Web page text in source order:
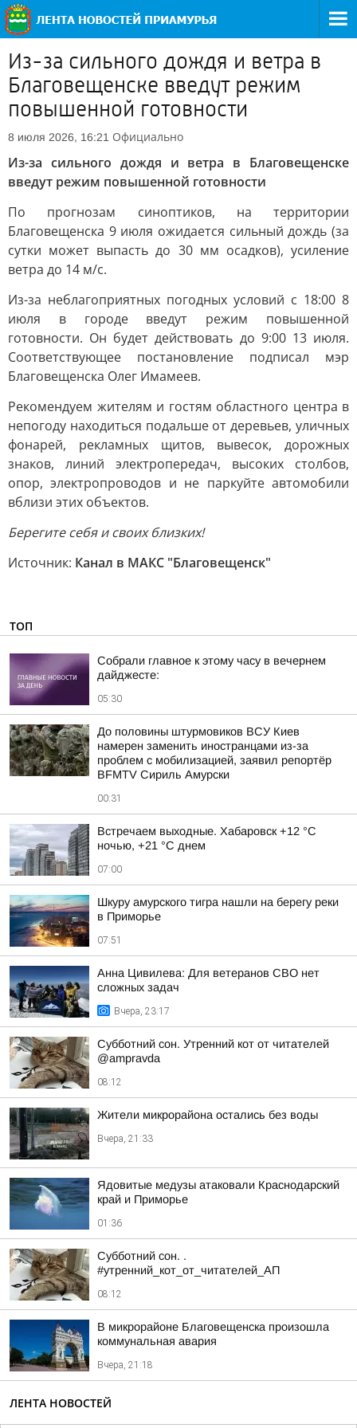
Из-за сильного дождя и ветра в
Благовещенске введут режим
повышенной готовности
8 июля 2026, 16:21 Официально
Из-за сильного дождя и ветра в Благовещенске
введут режим повышенной готовности
По прогнозам синоптиков, на территории
Благовещенска 9 июля ожидается сильный дождь (за
сутки может выпасть до 30 мм осадков), усиление
ветра до 14 м/с.
Из-за неблагоприятных погодных условий с 18:00 8
июля в городе введут режим повышенной
готовности. Он будет действовать до 9:00 13 июля.
Соответствующее постановление подписал мэр
Благовещенска Олег Имамеев.
Рекомендуем жителям и гостям областного центра в
непогоду находиться подальше от деревьев, уличных
фонарей, рекламных щитов, вывесок, дорожных
знаков, линий электропередач, высоких столбов,
опор, электропроводов и не паркуйте автомобили
вблизи этих объектов.
Берегите себя и своих близких!
Источник: Канал в МАКС "Благовещенск"
ТОП
Собрали главное к этому часу в вечернем
дайджесте:
05:30
До половины штурмовиков ВСУ Киев
намерен заменить иностранцами из-за
проблем с мобилизацией, заявил репортёр
BFMTV Сириль Амурски
00:31
Встречаем выходные. Хабаровск +12 °C
ночью, +21 °C днем
07:00
Шкуру амурского тигра нашли на берегу реки
в Приморье
07:51
Анна Цивилева: Для ветеранов СВО нет
сложных задач
Вчера, 23:17
Субботний сон. Утренний кот от читателей
@ampravda
08:12
Жители микрорайона остались без воды
Вчера, 21:33
Ядовитые медузы атаковали Краснодарский
край и Приморье
01:36
Субботний сон. .
#утренний_кот_от_читателей_АП
08:12
В микрорайоне Благовещенска произошла
коммунальная авария
Вчера, 21:18
ЛЕНТА НОВОСТЕЙ